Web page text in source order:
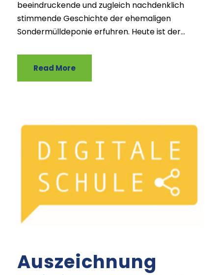
beeindruckende und zugleich nachdenklich
stimmende Geschichte der ehemaligen
Sondermülldeponie erfuhren. Heute ist der...
Read More
Auszeichnung